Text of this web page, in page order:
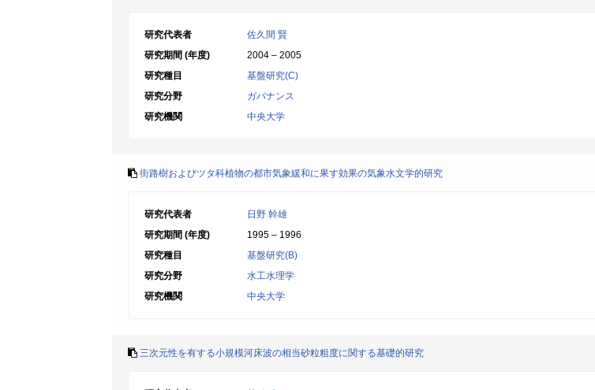
研究代表者
佐久間 賢
研究期間 (年度)
2004 – 2005
研究種目
基盤研究(C)
研究分野
ガバナンス
研究機関
中央大学
街路樹およびツタ科植物の都市気象緩和に果す効果の気象水文学的研究
研究代表者
日野 幹雄
研究期間 (年度)
1995 – 1996
研究種目
基盤研究(B)
研究分野
水工水理学
研究機関
中央大学
三次元性を有する小規模河床波の相当砂粒粗度に関する基礎的研究